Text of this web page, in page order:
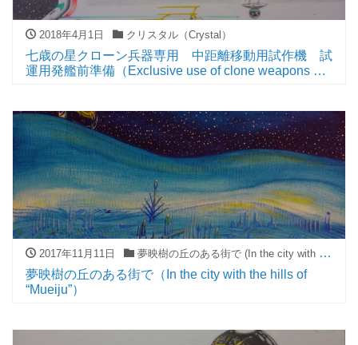
2018年4月1日 クリスタル（Crystal）
七歳の星クローン兵器専用 中距離移動用試作機 試
運用発艦前準備（Exclusive use of clone weapons of
warship for test run）
2017年11月11日 夢映樹の丘のある街で (In the city with the hills of "Mueiju")
夢映樹の丘のある街で（In the city with the hills of
“Mueiju”）